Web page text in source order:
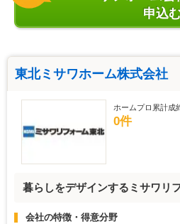
申込
東北ミサワホーム株式会社
ホームプロ累計成
0件
暮らしをデザインするミサワリ
会社の特徴・得意分野